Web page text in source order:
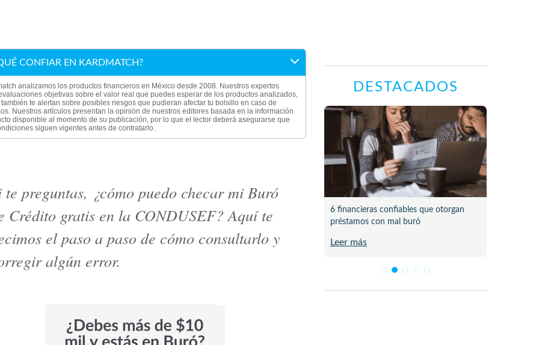
CONFIAR EN KARDMATCH?
analizamos los productos financieros en México desde 2008. Nuestros expertos
objetivas sobre el valor real que puedes esperar de los productos analizados,
te alertan sobre posibles riesgos que pudieran afectar tu bolsillo en caso de
Nuestros artículos presentan la opinión de nuestros editores basada en la información
disponible al momento de su publicación, por lo que el lector deberá asegurarse que
siguen vigentes antes de contratarlo.
te preguntas, ¿cómo puedo checar mi Buró
Crédito gratis en la CONDUSEF? Aquí te
el paso a paso de cómo consultarlo y
algún error.
DESTACADOS
tarjetas de crédito en México
tipo de usuario
¿DiDi Cuenta es confiable? Esto pasó al
probar sus rendimientos
Leer más
6 financieras confiables que otorgan
préstamos con mal buró
Leer más